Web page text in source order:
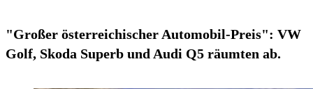
"Großer österreichischer Automobil-Preis": VW
Golf, Skoda Superb und Audi Q5 räumten ab.